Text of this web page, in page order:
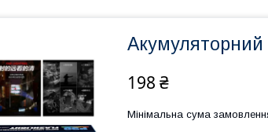
Акумуляторний
198 ₴
Мінімальна сума